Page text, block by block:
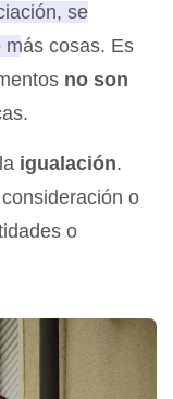
se
más cosas. Es
no son
igualación.
o
o